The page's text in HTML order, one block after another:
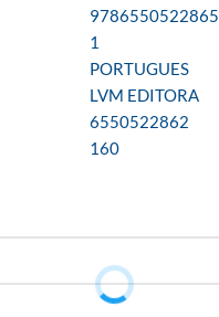
9786550522865
1
PORTUGUES
LVM EDITORA
6550522862
160